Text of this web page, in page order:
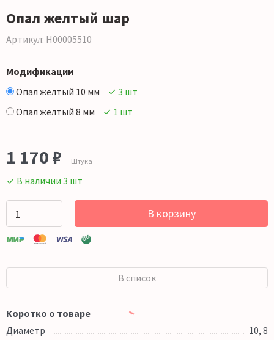
Опал желтый шар
Артикул: Н00005510
Модификации
Опал желтый 10 мм
✓ 3 шт
Опал желтый 8 мм
✓ 1 шт
1 170₽ Штука
✓ В наличии 3 шт
В корзину
В список
Коротко о товаре
Диаметр
10, 8